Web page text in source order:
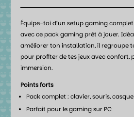
Équipe-toi d’un setup gaming
avec ce pack gaming prêt à jouer.
améliorer ton installation, il regroupe
pour profiter de tes jeux avec confort,
immersion.
Points forts
Pack complet : clavier, souris,
Parfait pour le gaming sur PC